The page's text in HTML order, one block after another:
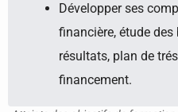
Développer ses
financière, étude
résultats, plan de
financement.